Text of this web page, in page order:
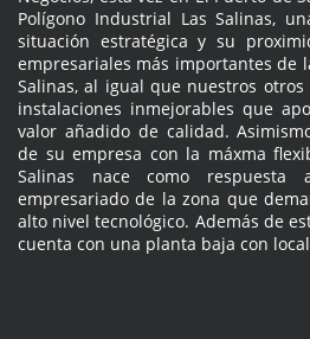
Polígono Industrial Las Salinas,
situación estratégica y su
empresariales más importantes de
Salinas, al igual que nuestros otros
instalaciones inmejorables que
valor añadido de calidad.
de su empresa con la máxma
Salinas nace como respuesta
empresariado de la zona que
alto nivel tecnológico. Además de
cuenta con una planta baja con